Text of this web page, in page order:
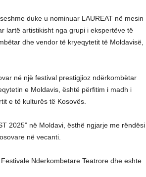
duke u nominuar LAUREAT në mesin
lartë artistikisht nga grupi i ekspertëve të
dhe vendor të kryeqytetit të Moldavisë,
në një festival prestigjioz ndërkombëtar
e Moldavis, është përfitim i madh i
e të kulturës të Kosovës.
2025” në Moldavi, ësthë ngjarje me rëndësi
në vecanti.
Nderkombetare Teatrore dhe eshte